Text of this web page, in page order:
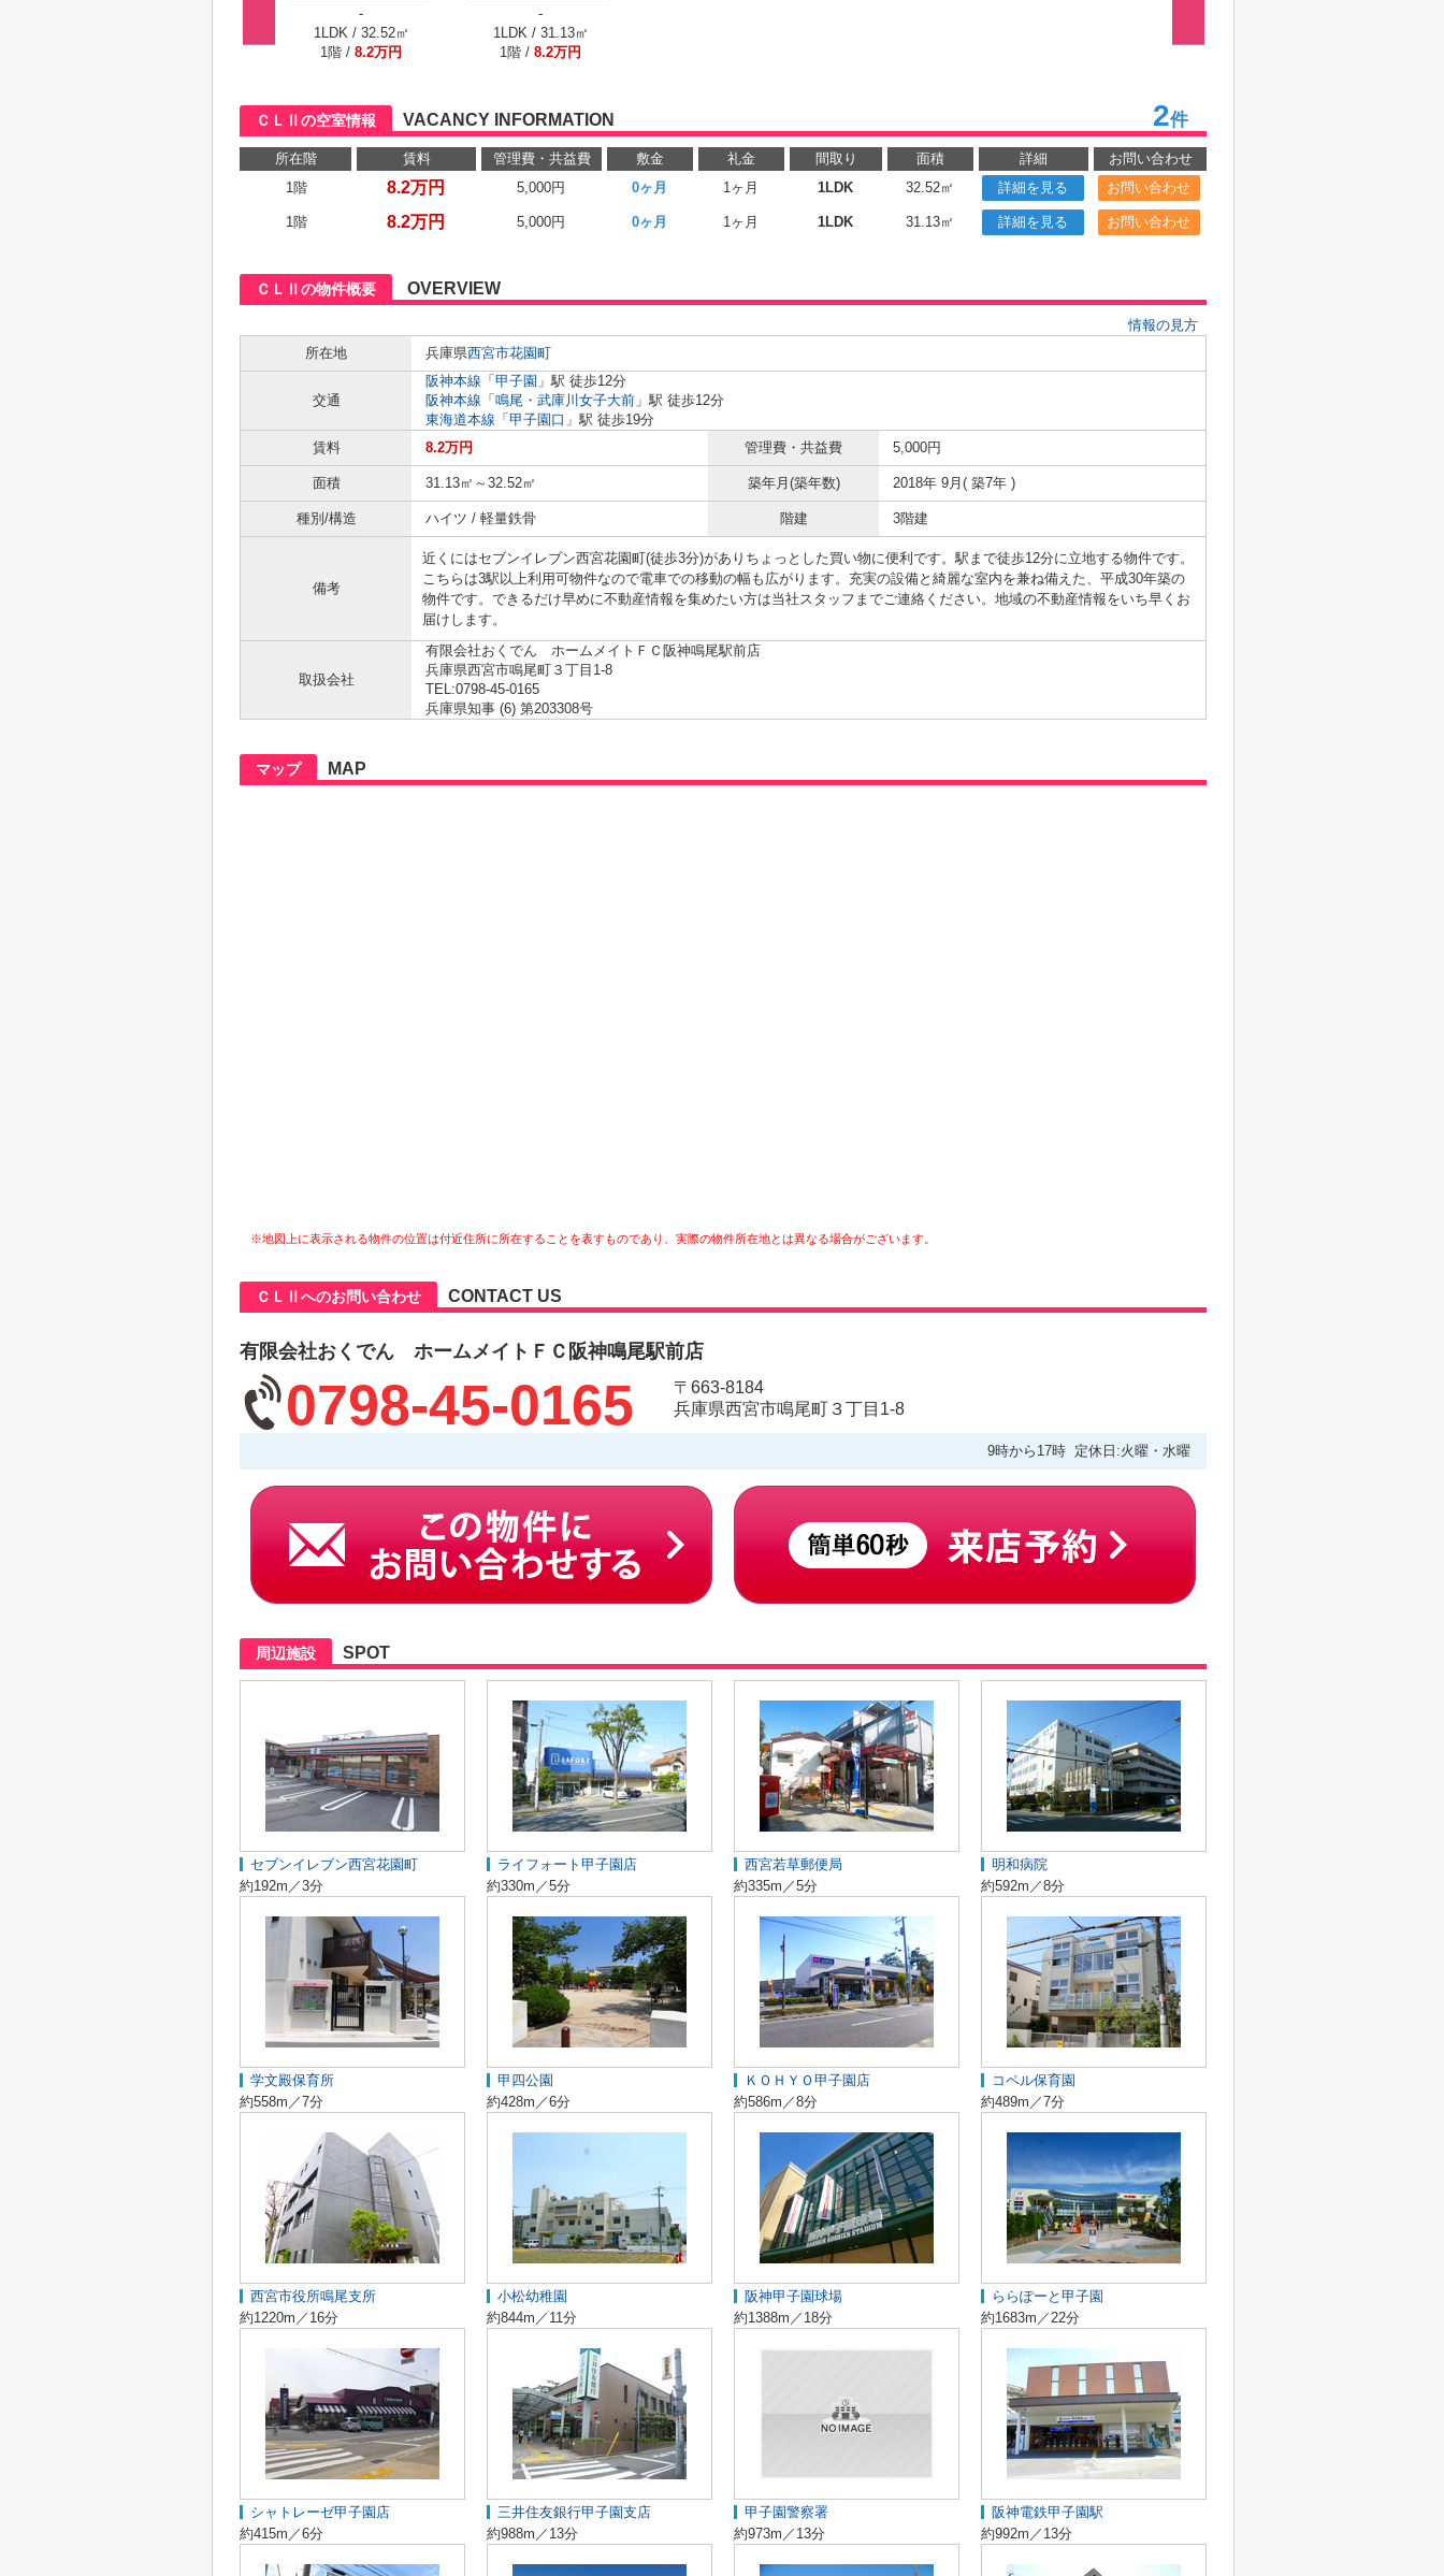
-
1LDK / 32.52㎡
1階 / 8.2万円
-
1LDK / 31.13㎡
1階 / 8.2万円
ＣＬⅡの空室情報 VACANCY INFORMATION 2件
所在階 賃料 管理費・共益費 敷金 礼金 間取り 面積 詳細
お問い合わせ
1階
8.2万円 5,000円 0ヶ月 1ヶ月 1LDK 32.52㎡ 詳細を見る お問い合わせ
1階 8.2万円 5,000円 0ヶ月 1ヶ月 1LDK 31.13㎡ 詳細を見る お問い合わせ
ＣＬⅡの物件概要 OVERVIEW
情報の見方
所在地
兵庫県西宮市花園町
交通
阪神本線 「 甲子園 」駅 徒歩12分
阪神本線 「 鳴尾・武庫川女子大前 」駅 徒歩12分
東海道本線 「 甲子園口 」駅 徒歩19分
賃料
8.2万円 管理費・共益費 5,000円
面積 31.13㎡～32.52㎡ 築年月(築年数) 2018年 9月( 築7年 )
種別/構造 ハイツ / 軽量鉄骨 階建 3階建
備考
近くにはセブンイレブン西宮花園町(徒歩3分)がありちょっとした買い物に便利です。駅まで徒歩12分に立地する物件です。
こちらは3駅以上利用可物件なので電車での移動の幅も広がります。充実の設備と綺麗な室内を兼ね備えた、平成30年築の
物件です。できるだけ早めに不動産情報を集めたい方は当社スタッフまでご連絡ください。地域の不動産情報をいち早くお
届けします。
取扱会社
有限会社おくでん ホームメイトＦＣ阪神鳴尾駅前店
兵庫県西宮市鳴尾町３丁目1-8
TEL:0798-45-0165
兵庫県知事 (6) 第203308号
マップ MAP
※地図上に表示される物件の位置は付近住所に所在することを表すものであり、実際の物件所在地とは異なる場合がございます。
ＣＬⅡへのお問い合わせ CONTACT US
有限会社おくでん ホームメイトＦＣ阪神鳴尾駅前店
0798-45-0165
〒663-8184
兵庫県西宮市鳴尾町３丁目1-8
9時から17時 定休日:火曜・水曜
周辺施設 SPOT
セブンイレブン西宮花園町
約192m／3分
ライフォート甲子園店
約330m／5分
西宮若草郵便局
約335m／5分
明和病院
約592m／8分
学文殿保育所
約558m／7分
甲四公園
約428m／6分
ＫＯＨＹＯ甲子園店
約586m／8分
コペル保育園
約489m／7分
西宮市役所鳴尾支所
約1220m／16分
小松幼稚園
約844m／11分
阪神甲子園球場
約1388m／18分
ららぽーと甲子園
約1683m／22分
シャトレーゼ甲子園店
約415m／6分
三井住友銀行甲子園支店
約988m／13分
甲子園警察署
約973m／13分
阪神電鉄甲子園駅
約992m／13分